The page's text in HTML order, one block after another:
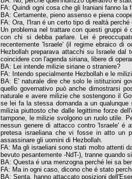
FA: Quindi ogni cosa che gli Iraniani fanno
BA: Certamente, pieno assenso e piena
FA: Ora, l'Iran é un certo tipo di realtà
Un problema nel trattare con questi gruppi
con chi si debba parlare. Lei é
recentemente 'Israele' (il regime ebraico di
Hezbollah preparava attacchi su Israele
coincidere con l'agenda siriana, libere di
BA: Lei intende milizie siriane o straniere?
FA: Intendo specialmente Hezbollah e le
BA: E' naturale dire che solo le istituzioni
quello governativo può anche dimostrarsi
naturale e avere milizie che sostengono il
se lei fa la stessa domanda a un
milizia piuttosto che dalle legittime forze
tampone, le milizie svolgono un ruolo utile.
nessun genere di attacco contro 'Israele' é
pretesa israeliana che vi fosse in atto un
assassinare gli uomini di Hezbollah.
FA: Ma gli israeliani sono stati molto attenti
bevuto pesantemente -NdT-), tranne quando
BA: Questa é una menzogna perché lei sa
FA: Ma in ogni caso, dicono che é stato
BA: Senta, hanno attaccato posizioni